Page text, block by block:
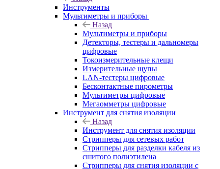
Инструменты
Мультиметры и приборы
Назад
Мультиметры и приборы
Детекторы, тестеры и дальномеры
цифровые
Токоизмерительные клещи
Измерительные щупы
LAN-тестеры цифровые
Бесконтактные пирометры
Мультиметры цифровые
Мегаомметры цифровые
Инструмент для снятия изоляции
Назад
Инструмент для снятия изоляции
Стрипперы для сетевых работ
Стрипперы для разделки кабеля из
сшитого полиэтилена
Cтрипперы для снятия изоляции с